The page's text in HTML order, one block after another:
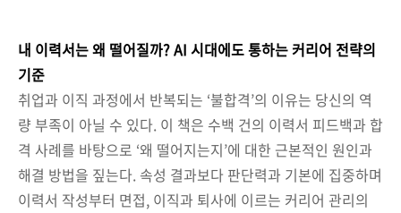
내 이력서는 왜 떨어질까? AI 시대에도 통하는 커리어 전략의
기준
취업과 이직 과정에서 반복되는 ‘불합격’의 이유는 당신의 역
량 부족이 아닐 수 있다. 이 책은 수백 건의 이력서 피드백과 합
격 사례를 바탕으로 ‘왜 떨어지는지’에 대한 근본적인 원인과
해결 방법을 짚는다. 속성 결과보다 판단력과 기본에 집중하며
이력서 작성부터 면접, 이직과 퇴사에 이르는 커리어 관리의